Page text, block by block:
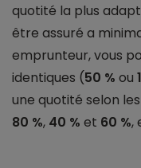
quotité la plus
être assuré a
emprunteur, vous
identiques (50 % ou
une quotité selon
80 %, 40 % et 60 %,